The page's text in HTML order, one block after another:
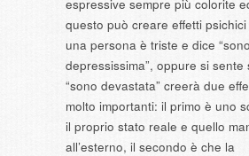
espressive sempre più colorite
questo può creare effetti
una persona è triste e dice “sono
depressissima”, oppure si sente
“sono devastata” creerà due
molto importanti: il primo è uno
il proprio stato reale e quello
all’esterno, il secondo è che la